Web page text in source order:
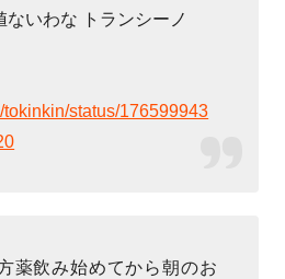
ないわな トランシーノ
tokinkin/status/176599943
薬飲み始めてから朝のお